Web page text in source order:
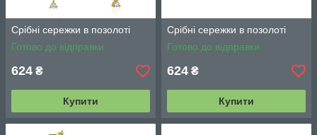
Срібні сережки в позолоті
Готово до відправки
624 ₴
Купити
Срібні сережки в позолоті
Готово до відправки
624 ₴
Купити